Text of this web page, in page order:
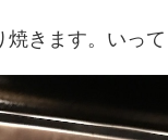
きます。いって